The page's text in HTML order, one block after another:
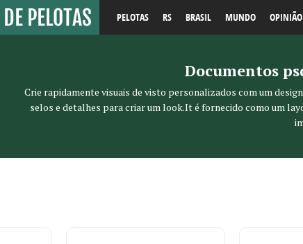
PELOTAS RS BRASIL MUNDO OPINIÃO
Documentos
Crie rapidamente visuais de visto personalizados com um
selos e detalhes para criar um look.It é fornecido como um